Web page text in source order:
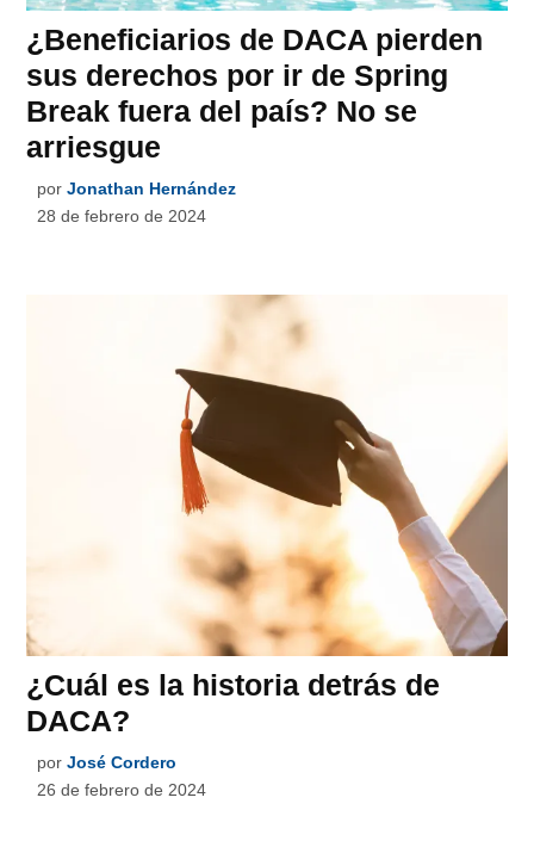
¿Beneficiarios de DACA pierden
sus derechos por ir de Spring
Break fuera del país? No se
arriesgue
por Jonathan Hernández
28 de febrero de 2024
¿Cuál es la historia detrás de
DACA?
por José Cordero
26 de febrero de 2024